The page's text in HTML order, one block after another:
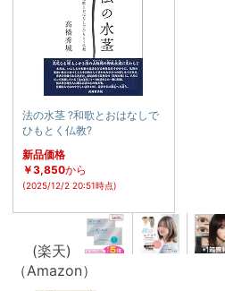
法の水茎 ?和歌とおはなしで
ひもとく仏教?
新品価格
￥3,850から
(2025/12/2 20:51時点)
(楽天)
（Amazon）